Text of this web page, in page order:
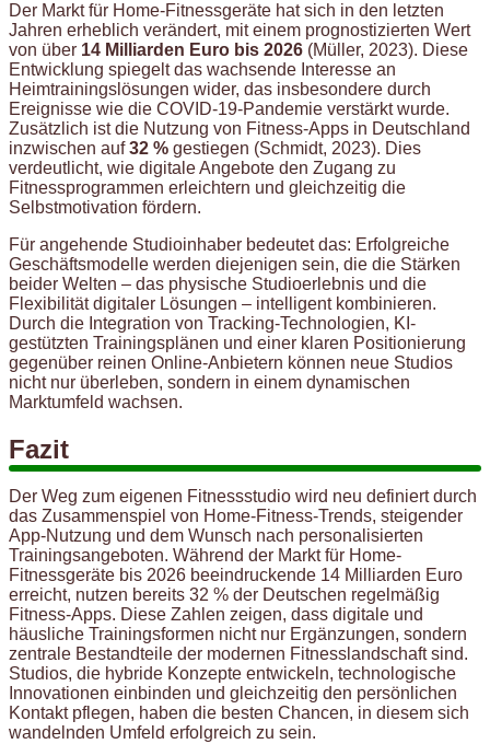
Der Markt für Home-Fitnessgeräte hat sich in den letzten
Jahren erheblich verändert, mit einem prognostizierten Wert
von über 14 Milliarden Euro bis 2026 (Müller, 2023). Diese
Entwicklung spiegelt das wachsende Interesse an
Heimtrainingslösungen wider, das insbesondere durch
Ereignisse wie die COVID-19-Pandemie verstärkt wurde.
Zusätzlich ist die Nutzung von Fitness-Apps in Deutschland
inzwischen auf32 % gestiegen (Schmidt, 2023). Dies
verdeutlicht, wie digitale Angebote den Zugang zu
Fitnessprogrammen erleichtern und gleichzeitig die
Selbstmotivation fördern.
Für angehende Studioinhaber bedeutet das: Erfolgreiche
Geschäftsmodelle werden diejenigen sein, die die Stärken
beider Welten – das physische Studioerlebnis und die
Flexibilität digitaler Lösungen – intelligent kombinieren.
Durch die Integration von Tracking-Technologien, KI-
gestützten Trainingsplänen und einer klaren Positionierung
gegenüber reinen Online-Anbietern können neue Studios
nicht nur überleben, sondern in einem dynamischen
Marktumfeld wachsen.
Fazit
Der Weg zum eigenen Fitnessstudio wird neu definiert durch
das Zusammenspiel von Home-Fitness-Trends, steigender
App-Nutzung und dem Wunsch nach personalisierten
Trainingsangeboten. Während der Markt für Home-
Fitnessgeräte bis 2026 beeindruckende 14 Milliarden Euro
erreicht, nutzen bereits 32 % der Deutschen regelmäßig
Fitness-Apps. Diese Zahlen zeigen, dass digitale und
häusliche Trainingsformen nicht nur Ergänzungen, sondern
zentrale Bestandteile der modernen Fitnesslandschaft sind.
Studios, die hybride Konzepte entwickeln, technologische
Innovationen einbinden und gleichzeitig den persönlichen
Kontakt pflegen, haben die besten Chancen, in diesem sich
wandelnden Umfeld erfolgreich zu sein.